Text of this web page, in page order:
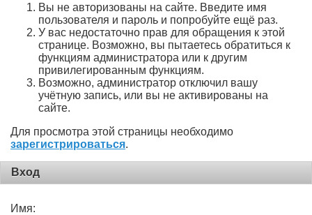
Вы не авторизованы на сайте. Введите имя
пользователя и пароль и попробуйте ещё раз.
У вас недостаточно прав для обращения к этой
странице. Возможно, вы пытаетесь обратиться к
функциям администратора или к другим
привилегированным функциям.
Возможно, администратор отключил вашу
учётную запись, или вы не активированы на
сайте.
Для просмотра этой страницы необходимо
зарегистрироваться.
Вход
Имя: